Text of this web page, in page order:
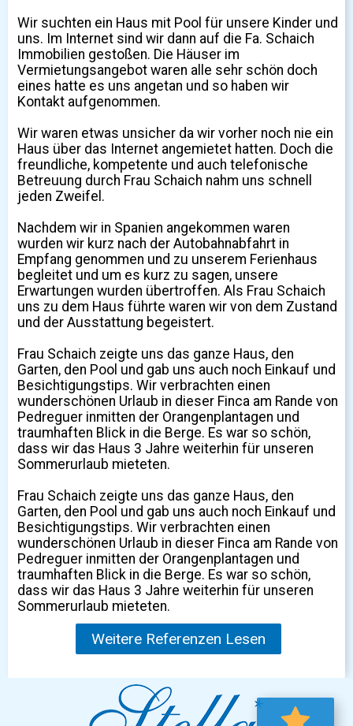
Wir suchten ein Haus mit Pool für unsere Kinder und
uns. Im Internet sind wir dann auf die Fa. Schaich
Immobilien gestoßen. Die Häuser im
Vermietungsangebot waren alle sehr schön doch
eines hatte es uns angetan und so haben wir
Kontakt aufgenommen.
Wir waren etwas unsicher da wir vorher noch nie ein
Haus über das Internet angemietet hatten. Doch die
freundliche, kompetente und auch telefonische
Betreuung durch Frau Schaich nahm uns schnell
jeden Zweifel.
Nachdem wir in Spanien angekommen waren
wurden wir kurz nach der Autobahnabfahrt in
Empfang genommen und zu unserem Ferienhaus
begleitet und um es kurz zu sagen, unsere
Erwartungen wurden übertroffen. Als Frau Schaich
uns zu dem Haus führte waren wir von dem Zustand
und der Ausstattung begeistert.
Frau Schaich zeigte uns das ganze Haus, den
Garten, den Pool und gab uns auch noch Einkauf und
Besichtigungstips. Wir verbrachten einen
wunderschönen Urlaub in dieser Finca am Rande von
Pedreguer inmitten der Orangenplantagen und
traumhaften Blick in die Berge. Es war so schön,
dass wir das Haus 3 Jahre weiterhin für unseren
Sommerurlaub mieteten.
Frau Schaich zeigte uns das ganze Haus, den
Garten, den Pool und gab uns auch noch Einkauf und
Besichtigungstips. Wir verbrachten einen
wunderschönen Urlaub in dieser Finca am Rande von
Pedreguer inmitten der Orangenplantagen und
traumhaften Blick in die Berge. Es war so schön,
dass wir das Haus 3 Jahre weiterhin für unseren
Sommerurlaub mieteten.
Weitere Referenzen Lesen